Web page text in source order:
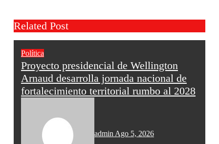
Related Post
Política
Proyecto presidencial de Wellington
Arnaud desarrolla jornada nacional de
fortalecimiento territorial rumbo al 2028
admin Ago 5, 2026